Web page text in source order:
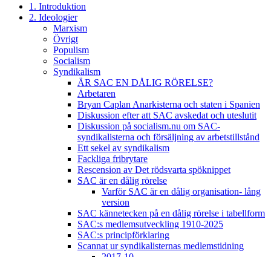
1. Introduktion
2. Ideologier
Marxism
Övrigt
Populism
Socialism
Syndikalism
ÄR SAC EN DÅLIG RÖRELSE?
Arbetaren
Bryan Caplan Anarkisterna och staten i Spanien
Diskussion efter att SAC avskedat och uteslutit
Diskussion på socialism.nu om SAC-
syndikalisterna och försäljning av arbetstillstånd
Ett sekel av syndikalism
Fackliga fribrytare
Rescension av Det rödsvarta spöknippet
SAC är en dålig rörelse
Varför SAC är en dålig organisation- lång
version
SAC kännetecken på en dålig rörelse i tabellform
SAC:s medlemsutveckling 1910-2025
SAC:s principförklaring
Scannat ur syndikalisternas medlemstidning